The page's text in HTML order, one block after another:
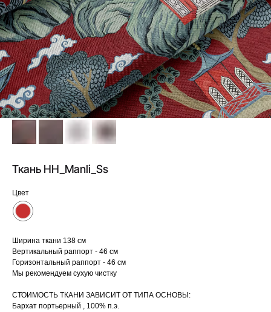
Ткань HH_Manli_Ss
Цвет
Ширина ткани 138 см
Вертикальный раппорт - 46 см
Горизонтальный раппорт - 46 см
Мы рекомендуем сухую чистку
СТОИМОСТЬ ТКАНИ ЗАВИСИТ ОТ ТИПА ОСНОВЫ:
Бархат портьерный , 100% п.э.